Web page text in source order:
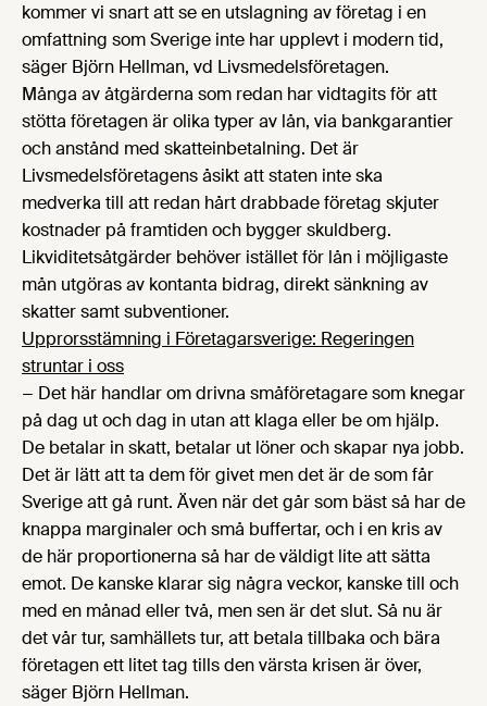
kommer vi snart att se en utslagning av företag i en
omfattning som Sverige inte har upplevt i modern tid,
säger Björn Hellman, vd Livsmedelsföretagen.
Många av åtgärderna som redan har vidtagits för att
stötta företagen är olika typer av lån, via bankgarantier
och anstånd med skatteinbetalning. Det är
Livsmedelsföretagens åsikt att staten inte ska
medverka till att redan hårt drabbade företag skjuter
kostnader på framtiden och bygger skuldberg.
Likviditetsåtgärder behöver istället för lån i möjligaste
mån utgöras av kontanta bidrag, direkt sänkning av
skatter samt subventioner.
Upprorsstämning i Företagarsverige: Regeringen
struntar i oss
− Det här handlar om drivna småföretagare som knegar
på dag ut och dag in utan att klaga eller be om hjälp.
De betalar in skatt, betalar ut löner och skapar nya jobb.
Det är lätt att ta dem för givet men det är de som får
Sverige att gå runt. Även när det går som bäst så har de
knappa marginaler och små buffertar, och i en kris av
de här proportionerna så har de väldigt lite att sätta
emot. De kanske klarar sig några veckor, kanske till och
med en månad eller två, men sen är det slut. Så nu är
det vår tur, samhällets tur, att betala tillbaka och bära
företagen ett litet tag tills den värsta krisen är över,
säger Björn Hellman.